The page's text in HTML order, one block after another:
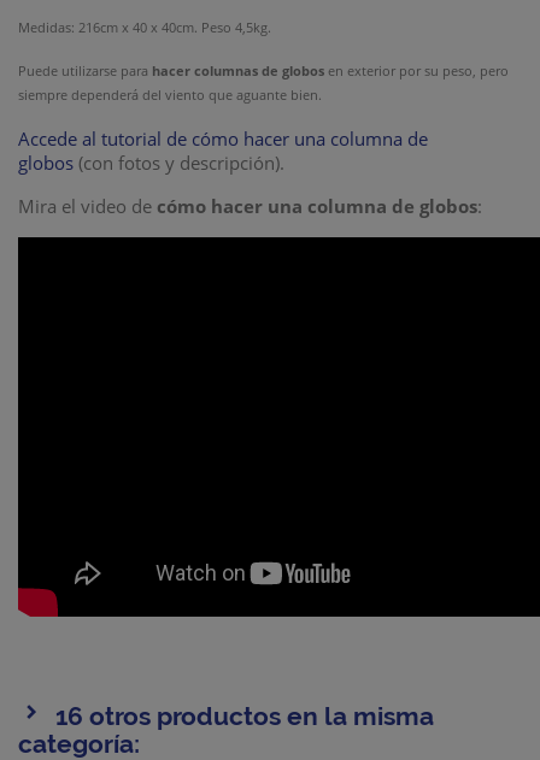
Medidas: 216cm x 40 x 40cm. Peso 4,5kg.
Puede utilizarse para hacer columnas de globos en exterior por su peso, pero
siempre dependerá del viento que aguante bien.
Accede al tutorial de cómo hacer una columna de
globos (con fotos y descripción).
Mira el video de cómo hacer una columna de globos:
16 otros productos en la misma
categoría: